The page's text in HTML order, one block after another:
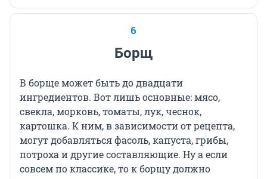
6
Борщ
В борще может быть до двадцати
ингредиентов. Вот лишь основные: мясо,
свекла, морковь, томаты, лук, чеснок,
картошка. К ним, в зависимости от рецепта,
могут добавляться фасоль, капуста, грибы,
потроха и другие составляющие. Ну а если
совсем по классике, то к борщу должно